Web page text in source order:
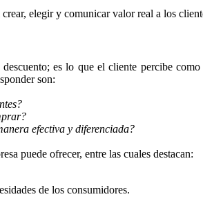
elegir y comunicar valor real a los
es lo que el cliente percibe
son:
efectiva y diferenciada?
puede ofrecer, entre las cuales destacan:
de los consumidores.